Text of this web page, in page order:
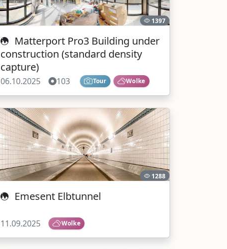
1397
Matterport Pro3 Building under
construction (standard density
capture)
06.10.2025 103 Tour Wolke
1288
Emesent Elbtunnel
11.09.2025 Wolke